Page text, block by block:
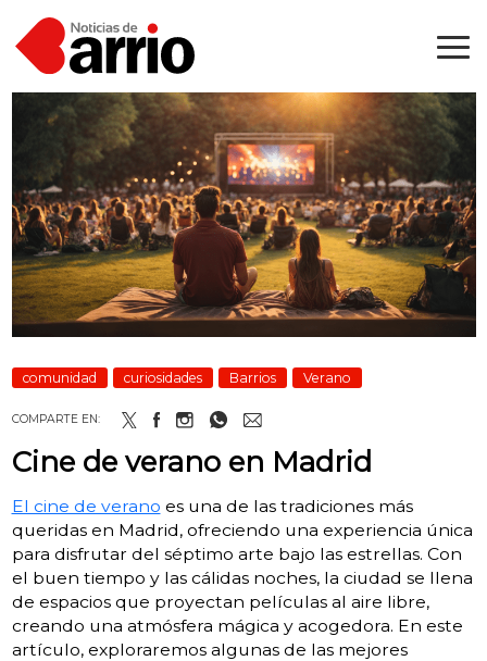
comunidad curiosidades Barrios Verano
COMPARTE EN:
Cine de verano en Madrid
El cine de verano es una de las tradiciones más
queridas en Madrid, ofreciendo una experiencia única
para disfrutar del séptimo arte bajo las estrellas. Con
el buen tiempo y las cálidas noches, la ciudad se llena
de espacios que proyectan películas al aire libre,
creando una atmósfera mágica y acogedora. En este
artículo, exploraremos algunas de las mejores